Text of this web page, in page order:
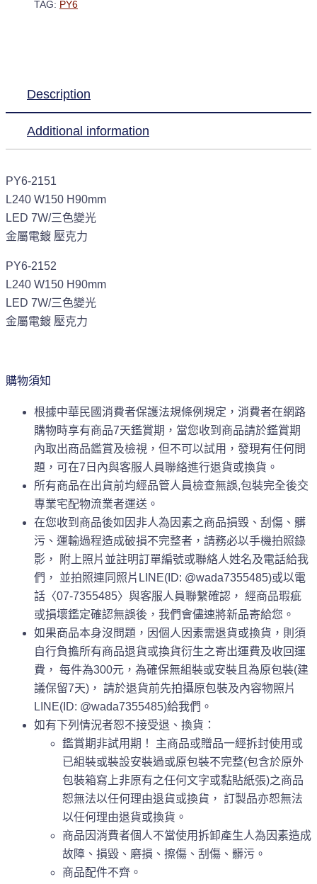
TAG: PY6
Description
Additional information
PY6-2151
L240 W150 H90mm
LED 7W/三色變光
金屬電鍍 壓克力
PY6-2152
L240 W150 H90mm
LED 7W/三色變光
金屬電鍍 壓克力
購物須知
根據中華民國消費者保護法規條例規定，消費者在網路
購物時享有商品7天鑑賞期，當您收到商品請於鑑賞期
內取出商品鑑賞及檢視，但不可以試用，發現有任何問
題，可在7日內與客服人員聯絡進行退貨或換貨。
所有商品在出貨前均經品管人員檢查無誤,包裝完全後交
專業宅配物流業者運送。
在您收到商品後如因非人為因素之商品損毀、刮傷、髒
污、運輸過程造成破損不完整者，請務必以手機拍照錄
影， 附上照片並註明訂單編號或聯絡人姓名及電話給我
們， 並拍照連同照片LINE(ID: @wada7355485)或以電
話〈07-7355485〉與客服人員聯繫確認， 經商品瑕疵
或損壞鑑定確認無誤後，我們會儘速將新品寄給您。
如果商品本身沒問題，因個人因素需退貨或換貨，則須
自行負擔所有商品退貨或換貨衍生之寄出運費及收回運
費， 每件為300元，為確保無組裝或安裝且為原包裝(建
議保留7天)， 請於退貨前先拍攝原包裝及內容物照片
LINE(ID: @wada7355485)給我們。
如有下列情況者恕不接受退、換貨：
鑑賞期非試用期！ 主商品或贈品一經拆封使用或
已組裝或裝設安裝過或原包裝不完整(包含於原外
包裝箱寫上非原有之任何文字或黏貼紙張)之商品
恕無法以任何理由退貨或換貨， 訂製品亦恕無法
以任何理由退貨或換貨。
商品因消費者個人不當使用拆卸產生人為因素造成
故障、損毀、磨損、擦傷、刮傷、髒污。
商品配件不齊。